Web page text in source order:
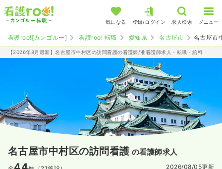
気になる 登録/ログイン 求人検索 メニュー
看護roo![カンゴルー] 看護roo! 転職 愛知県 名古屋市 名古屋市
【2026年8月最新】名古屋市中村区の訪問看護の看護師/准看護師求人・転職・給料
名古屋市中村区の訪問看護 の看護師求人
2026/08/05更新